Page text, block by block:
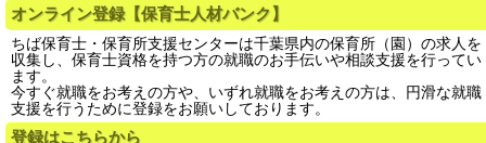
オンライン登録【保育士人材バンク】
ちば保育士・保育所支援センターは千葉県内の保育所（園）の求人を
収集し、保育士資格を持つ方の就職のお手伝いや相談支援を行ってい
ます。
今すぐ就職をお考えの方や、いずれ就職をお考えの方は、円滑な就職
支援を行うために登録をお願いしております。
登録はこちらから